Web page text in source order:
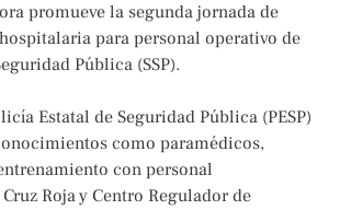
promueve la segunda jornada de
para personal operativo de
Pública (SSP).
Estatal de Seguridad Pública (PESP)
como paramédicos,
con personal
Roja y Centro Regulador de